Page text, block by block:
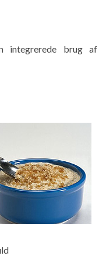
integrerede brug af